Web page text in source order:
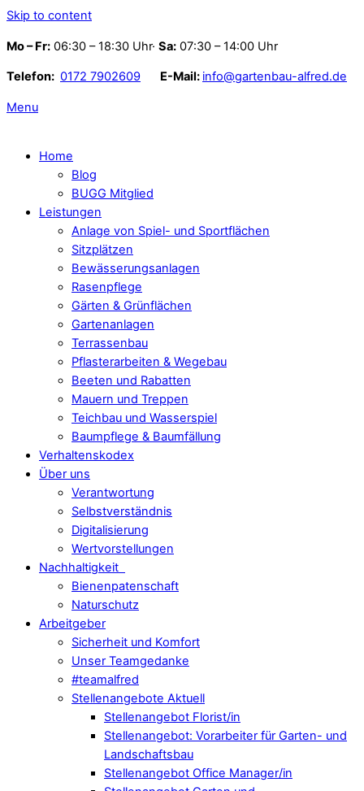
Skip to content
Mo – Fr: 06:30 – 18:30 Uhr· Sa: 07:30 – 14:00 Uhr
Telefon: 0172 7902609 E-Mail: info@gartenbau-alfred.de
Menu
Home
Blog
BUGG Mitglied
Leistungen
Anlage von Spiel- und Sportflächen
Sitzplätzen
Bewässerungsanlagen
Rasenpflege
Gärten & Grünflächen
Gartenanlagen
Terrassenbau
Pflasterarbeiten & Wegebau
Beeten und Rabatten
Mauern und Treppen
Teichbau und Wasserspiel
Baumpflege & Baumfällung
Verhaltenskodex
Über uns
Verantwortung
Selbstverständnis
Digitalisierung
Wertvorstellungen
Nachhaltigkeit
Bienenpatenschaft
Naturschutz
Arbeitgeber
Sicherheit und Komfort
Unser Teamgedanke
#teamalfred
Stellenangebote Aktuell
Stellenangebot Florist/in
Stellenangebot: Vorarbeiter für Garten- und
Landschaftsbau
Stellenangebot Office Manager/in